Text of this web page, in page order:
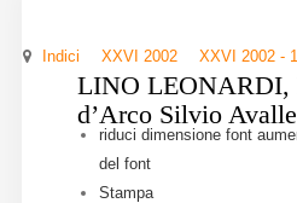
Home
Chi siamo
Direzione
Indici XXVI 2002 XXVI 2002 - 1
LINO LEONARDI,
d’Arco Silvio
riduci dimensione font
del font
Stampa